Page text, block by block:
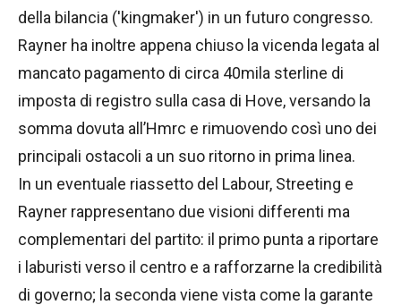
della bilancia ('kingmaker') in un futuro congresso.
Rayner ha inoltre appena chiuso la vicenda legata al
mancato pagamento di circa 40mila sterline di
imposta di registro sulla casa di Hove, versando la
somma dovuta all’Hmrc e rimuovendo così uno dei
principali ostacoli a un suo ritorno in prima linea.
In un eventuale riassetto del Labour, Streeting e
Rayner rappresentano due visioni differenti ma
complementari del partito: il primo punta a riportare
i laburisti verso il centro e a rafforzarne la credibilità
di governo; la seconda viene vista come la garante